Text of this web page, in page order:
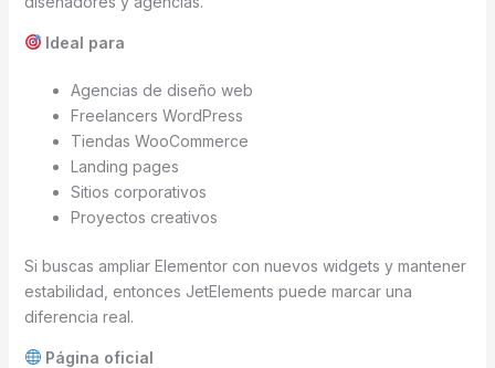
Ideal para
Agencias de diseño web
Freelancers WordPress
Tiendas WooCommerce
Landing pages
Sitios corporativos
Proyectos creativos
Si buscas ampliar Elementor con nuevos widgets y mantener
estabilidad, entonces JetElements puede marcar una
diferencia real.
Página oficial